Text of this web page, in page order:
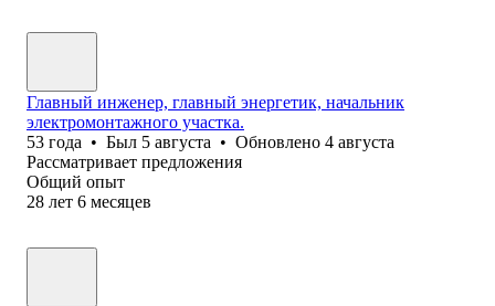
Главный инженер, главный энергетик, начальник
электромонтажного участка.
53 года • Был 5 августа • Обновлено 4 августа
Рассматривает предложения
Общий опыт
28 лет 6 месяцев